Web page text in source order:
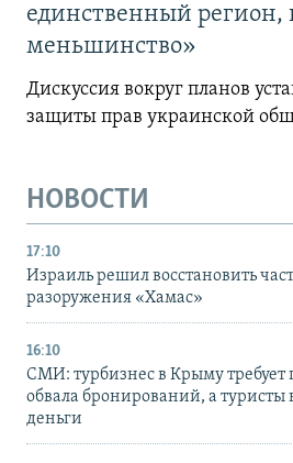
единственный регион,
меньшинство»
Дискуссия вокруг планов
защиты прав украинской
НОВОСТИ
17:10
Израиль решил восстановить
разоружения «Хамас»
16:10
СМИ: турбизнес в Крыму требует
обвала бронирований, а туристы
деньги